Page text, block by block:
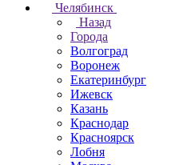
Челябинск
Назад
Города
Волгоград
Воронеж
Екатеринбург
Ижевск
Казань
Краснодар
Красноярск
Лобня